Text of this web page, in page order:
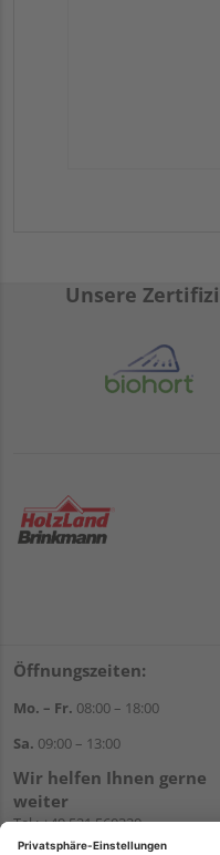
Unsere
Öffnungszeiten:
Mo. – Fr. 08:00 – 18:00
Sa. 09:00 – 13:00
Wir helfen Ihnen gerne
weiter
Tel.:+49 521 560320
E-Mail:shop@holzland-